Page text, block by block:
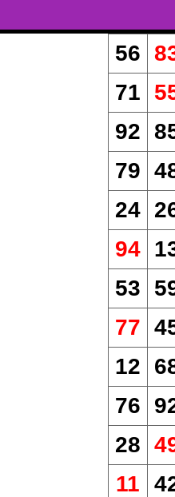
56
71
92
79
24
94
53
77
12
76
28
11